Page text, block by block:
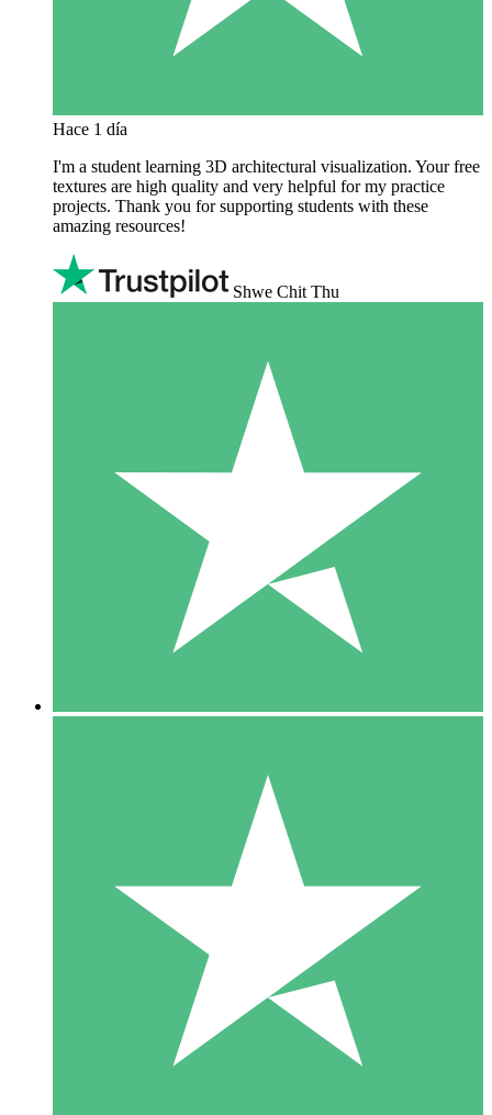
Hace 1 día
I'm a student learning 3D architectural visualization. Your free
textures are high quality and very helpful for my practice
projects. Thank you for supporting students with these
amazing resources!
Shwe Chit Thu